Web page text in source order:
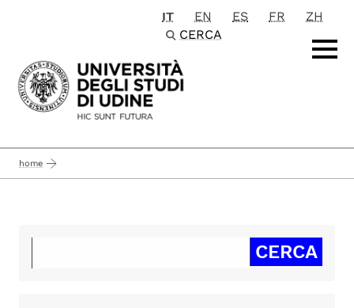
Passa al contenuto principale
IT EN ES FR
ZH
CERCA
home